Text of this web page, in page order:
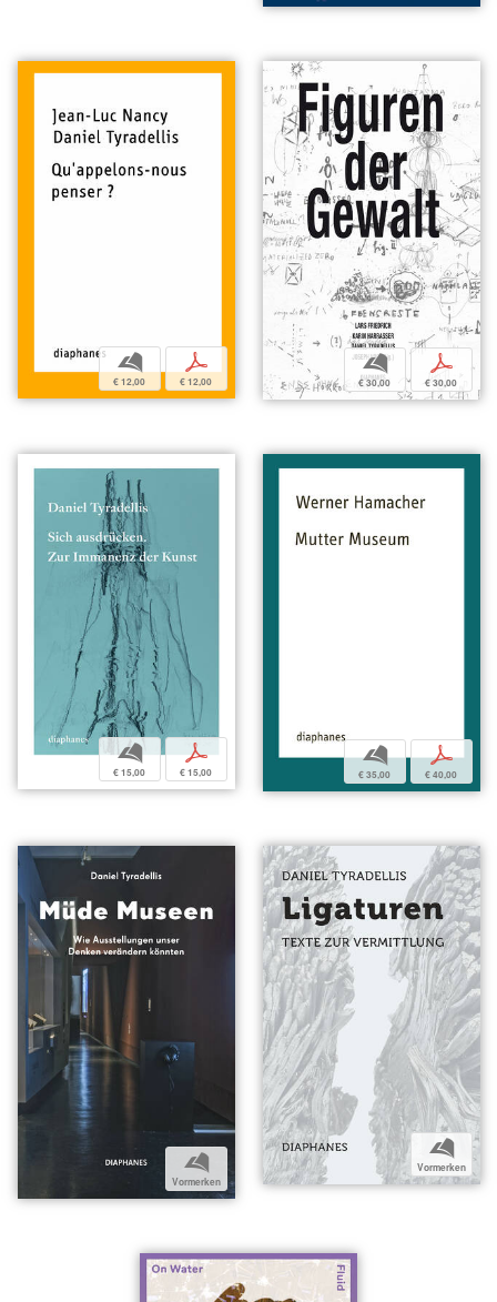
b
€ 12,00
p
€ 12,00
b
€ 30,00
p
€ 30,00
b
€ 15,00
p
€ 15,00
b
€ 35,00
p
€ 40,00
b
Vormerken
b
Vormerken